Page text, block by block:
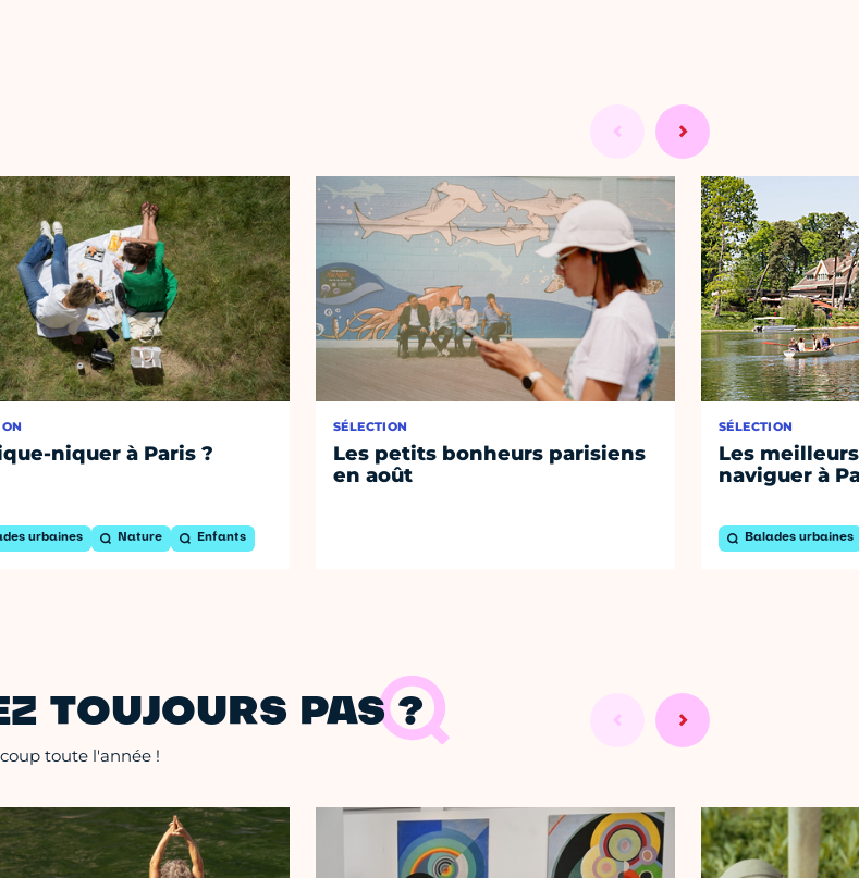
niquer à Paris ?
urbaines Nature Enfants
SÉLECTION
Les petits bonheurs parisiens
en août
SÉLECTION
Les
naviguer à
Balades urbaines
TOUJOURS PAS ?
toute l'année !